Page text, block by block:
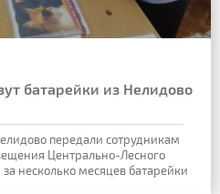
батарейки из Нелидово
передали сотрудникам
Центрально-Лесного
несколько месяцев батарейки